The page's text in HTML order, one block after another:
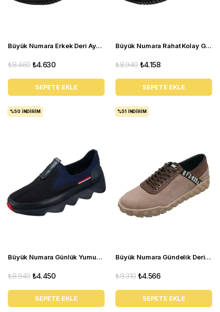
Büyük Numara Erkek Deri Ayakkabı - GG1318 Gri
₺4.630
₺8.460
SEPETE EKLE
Büyük Numara Rahat Kolay Giyimli Streç Erkek Günlük Ayakkabı - 14 ŞUBAT Haki
₺4.158
₺8.940
SEPETE EKLE
Büyük Numara Günlük Yumuşak Streç erkek Ayakkabı - ST1963 Lacivert
₺4.450
₺8.940
SEPETE EKLE
%50 İNDIRIM
Büyük Numara Gündelik Deri Spor Ayakkabı - YMR141 Antrasit
₺4.566
₺9.310
SEPETE EKLE
%51 İNDIRIM